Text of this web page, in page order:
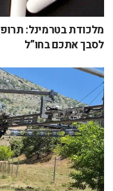
מלכודת בטרמינל:
לסבך אתכם בחו”ל